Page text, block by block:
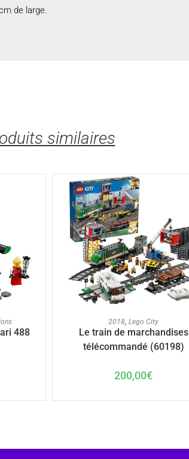
de large.
similaires
488
AJOUTER AU PANIER
2018,Lego City
Le train de marchandises
télécommandé (60198)
200,00€